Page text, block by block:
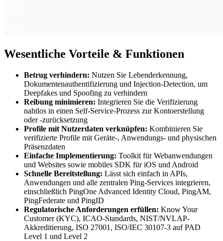
Wesentliche Vorteile & Funktionen
Betrug verhindern: Nutzen Sie Lebenderkennung,
Dokumentenauthentifizierung und Injection-Detection, um
Deepfakes und Spoofing zu verhindern
Reibung minimieren: Integrieren Sie die Verifizierung
nahtlos in einen Self-Service-Prozess zur Kontoerstellung
oder -zurücksetzung
Profile mit Nutzerdaten verknüpfen: Kombinieren Sie
verifizierte Profile mit Geräte-, Anwendungs- und physischen
Präsenzdaten
Einfache Implementierung: Toolkit für Webanwendungen
und Websites sowie mobiles SDK für iOS und Android
Schnelle Bereitstellung: Lässt sich einfach in APIs,
Anwendungen und alle zentralen Ping-Services integrieren,
einschließlich PingOne Advanced Identity Cloud, PingAM,
PingFederate und PingID
Regulatorische Anforderungen erfüllen: Know Your
Customer (KYC), ICAO-Standards, NIST/NVLAP-
Akkreditierung, ISO 27001, ISO/IEC 30107-3 auf PAD
Level 1 und Level 2